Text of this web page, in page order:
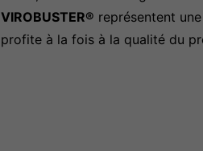
VIROBUSTER® représentent
profite à la fois à la qualité du